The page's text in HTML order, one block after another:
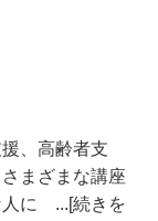
、高齢者支
まざまな講座
人に ...[続きを